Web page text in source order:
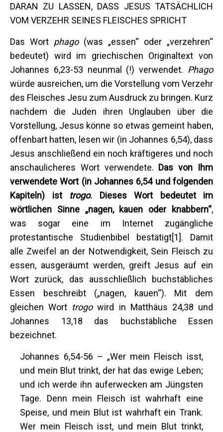
DARAN ZU LASSEN, DASS JESUS TATSÄCHLICH
VOM VERZEHR SEINES FLEISCHES SPRICHT
Das Wort phago(was „essen“ oder „verzehren“
bedeutet) wird im griechischen Originaltext von
Johannes 6,23-53 neunmal (!) verwendet. Phago
würde ausreichen, um die Vorstellung vom Verzehr
des Fleisches Jesu zum Ausdruck zu bringen. Kurz
nachdem die Juden ihren Unglauben über die
Vorstellung, Jesus könne so etwas gemeint haben,
offenbart hatten, lesen wir (in Johannes 6,54), dass
Jesus anschließend ein noch kräftigeres und noch
anschaulicheres Wort verwendete. Das von Ihm
verwendete Wort (in Johannes 6,54 und folgenden
Kapiteln) ist trogo. Dieses Wort bedeutet im
wörtlichen Sinne „nagen, kauen oder knabbern“,
was sogar eine im Internet zugängliche
protestantische Studienbibel bestätigt[1]. Damit
alle Zweifel an der Notwendigkeit, Sein Fleisch zu
essen, ausgeräumt werden, greift Jesus auf ein
Wort zurück, das ausschließlich buchstäbliches
Essen beschreibt („nagen, kauen“). Mit dem
gleichen Wort trogowird in Matthäus 24,38 und
Johannes 13,18 das buchstäbliche Essen
bezeichnet.
Johannes 6,54-56 – „Wer mein Fleisch isst,
und mein Blut trinkt, der hat das ewige Leben;
und ich werde ihn auferwecken am Jüngsten
Tage. Denn mein Fleisch ist wahrhaft eine
Speise, und mein Blut ist wahrhaft ein Trank.
Wer mein Fleisch isst, und mein Blut trinkt,